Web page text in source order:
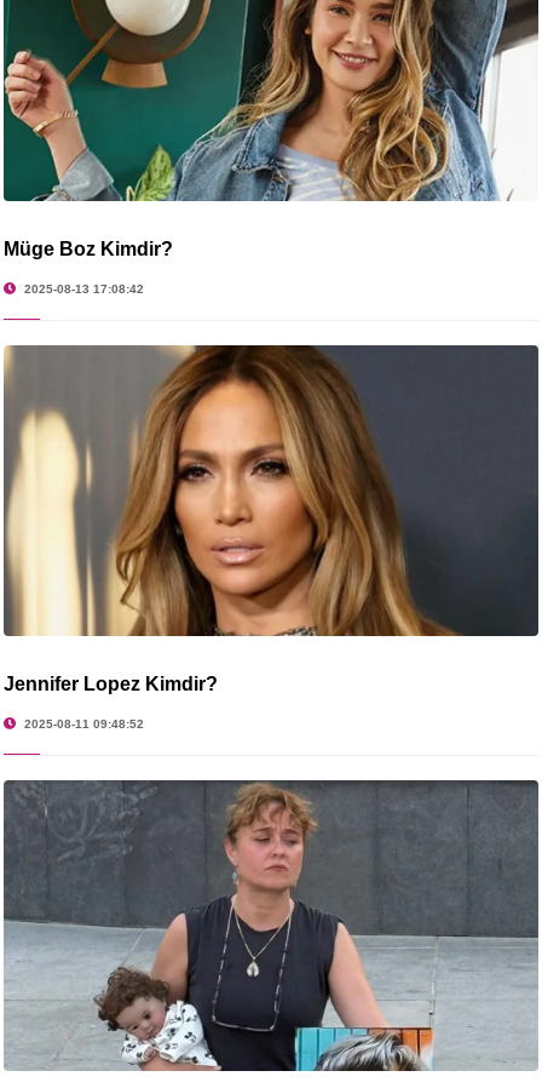
Müge Boz Kimdir?
2025-08-13 17:08:42
Jennifer Lopez Kimdir?
2025-08-11 09:48:52